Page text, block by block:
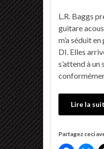
L.R. Baggs
guitare
m’a séduit
DI. Elles
s’attend à
Lire la
Partagez ceci